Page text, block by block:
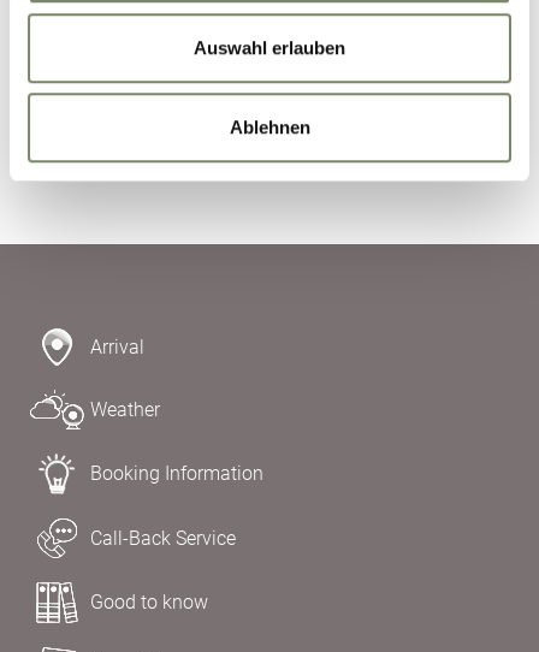
Auswahl erlauben
Ablehnen
Submit Inquiry
Arrival
Weather
Booking Information
Call-Back Service
Good to know